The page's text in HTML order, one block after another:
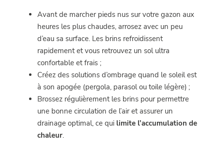
Avant de marcher pieds nus sur votre gazon aux
heures les plus chaudes, arrosez avec un peu
d’eau sa surface. Les brins refroidissent
rapidement et vous retrouvez un sol ultra
confortable et frais ;
Créez des solutions d’ombrage quand le soleil est
à son apogée (pergola, parasol ou toile légère) ;
Brossez régulièrement les brins pour permettre
une bonne circulation de l’air et assurer un
drainage optimal, ce qui limite l’accumulation de
chaleur.